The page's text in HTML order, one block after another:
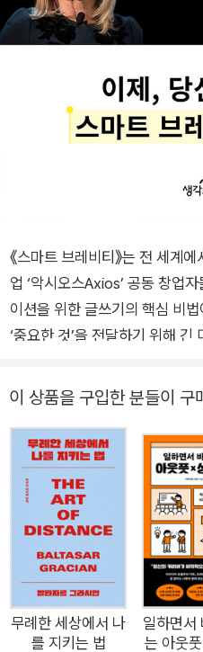
《스마트 브레비티》는 전 세계
업 ‘악시오스Axios’ 공동 창업
이션을 위한 글쓰기의 핵심 비
‘중요한 것’을 전달하기 위해 긴
레비티》는 그러한 두려움에서
이메일이나 보고서 작성은 물
등 짧은 시간 안에 메시지를 전
에 동일하게 적용된다. 《스마트
직장인이라면 작성하는 보고서
며, 기업이나 조직을 운영하는
고 기억에 남도록 만들 수 있다
로워를 얻을 것이다. 세계적인
으로 《스마트 브레비티》를 활용하고 있다. 챗
이 상품을 구입한 분들이 구
무례한 세상에서 나
를 지키는 법
일하면서
는 아웃